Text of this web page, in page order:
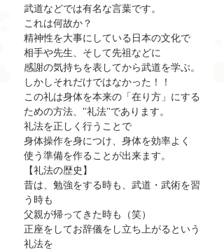
武道などでは有名な言葉です。
これは何故か？
精神性を大事にしている日本の文化で
相手や先生、そして先祖などに
感謝の気持ちを表してから武道を学ぶ。
しかしそれだけではなかった！！
この礼は身体を本来の「在り方」にする
ための方法、"礼法"であります。
礼法を正しく行うことで
身体操作を身につけ、身体を効率よく
使う準備を作ることが出来ます。
【礼法の歴史】
昔は、勉強をする時も、武道・武術を習
う時も
父親が帰ってきた時も（笑）
正座をしてお辞儀をし立ち上がるという
礼法を